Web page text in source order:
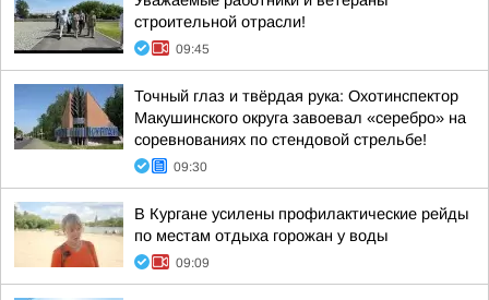
строительной отрасли!
09:45
Точный глаз и твёрдая рука: Охотинспектор
Макушинского округа завоевал «серебро» на
соревнованиях по стендовой стрельбе!
09:30
В Кургане усилены профилактические рейды
по местам отдыха горожан у воды
09:09